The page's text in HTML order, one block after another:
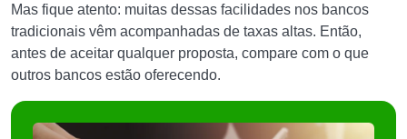
Mas fique atento: muitas dessas facilidades nos bancos
tradicionais vêm acompanhadas de taxas altas. Então,
antes de aceitar qualquer proposta, compare com o que
outros bancos estão oferecendo.